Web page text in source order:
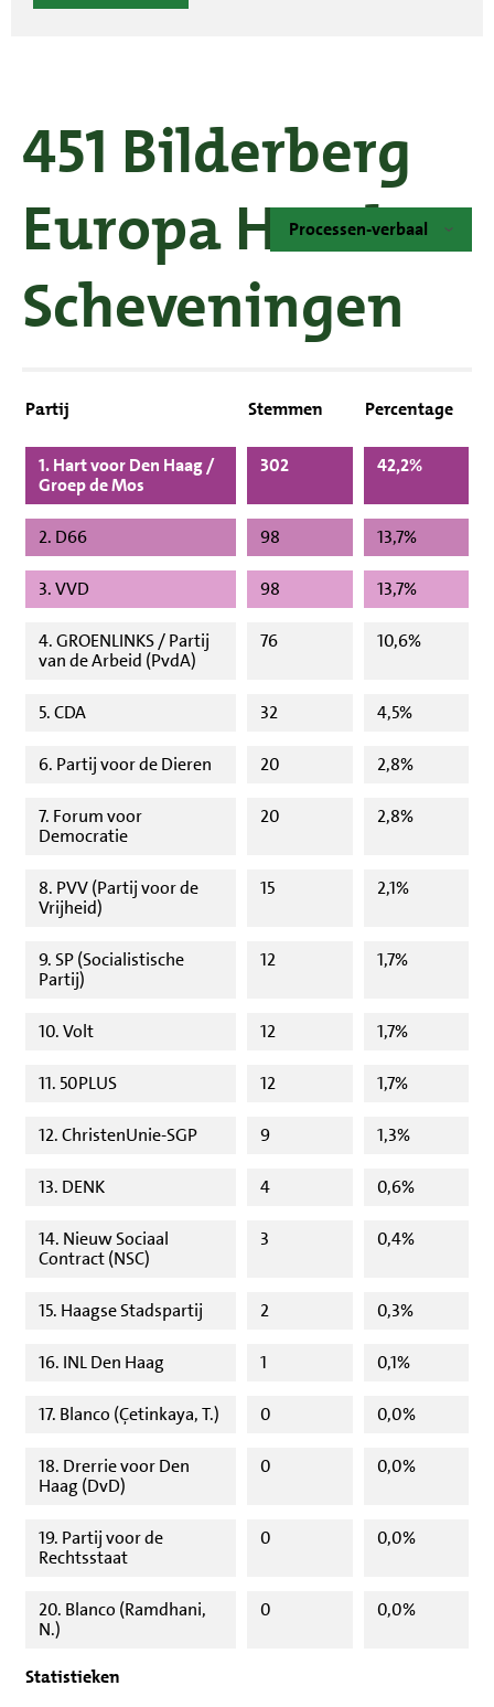
451 Bilderberg
Europa Hotel
Scheveningen
Processen-verbaal
Partij Stemmen Percentage
1. Hart voor Den Haag /
Groep de Mos
302 42,2%
2. D66 98 13,7%
3. VVD 98 13,7%
4. GROENLINKS / Partij
van de Arbeid (PvdA)
76 10,6%
5. CDA 32 4,5%
6. Partij voor de Dieren 20 2,8%
7. Forum voor
Democratie
20 2,8%
8. PVV (Partij voor de
Vrijheid)
15 2,1%
9. SP (Socialistische
Partij)
12 1,7%
10. Volt 12 1,7%
11. 50PLUS 12 1,7%
12. ChristenUnie-SGP 9 1,3%
13. DENK 4 0,6%
14. Nieuw Sociaal
Contract (NSC)
3 0,4%
15. Haagse Stadspartij 2 0,3%
16. INL Den Haag 1 0,1%
17. Blanco (Çetinkaya, T.) 0 0,0%
18. Drerrie voor Den
Haag (DvD)
0 0,0%
19. Partij voor de
Rechtsstaat
0 0,0%
20. Blanco (Ramdhani,
N.)
0 0,0%
Statistieken